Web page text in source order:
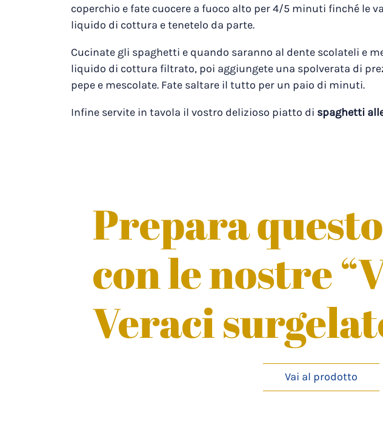
coperchio e fate cuocere a fuoco alto per 4/5 minuti finché le
liquido di cottura e tenetelo da parte.
Cucinate gli spaghetti e quando saranno al dente scolateli e
liquido di cottura filtrato, poi aggiungete una spolverata di
pepe e mescolate. Fate saltare il tutto per un paio di minuti.
Infine servite in tavola il vostro delizioso piatto di spaghetti
Prepara
con le nostre
Veraci
Vai al prodotto